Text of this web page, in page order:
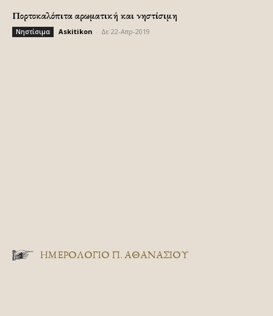
Πορτοκαλόπιτα αρωματική και νηστίσιμη
Νηστίσιμα Askitikon Δε 22-Απρ-2019
ΗΜΕΡΟΛΟΓΙΟ Π. ΑΘΑΝΑΣΙΟΥ